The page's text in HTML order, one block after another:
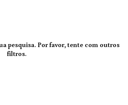
pesquisa. Por favor, tente com outros
filtros.